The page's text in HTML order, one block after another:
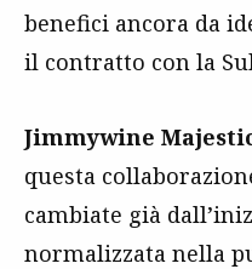
benefici ancora da
il contratto con la
Jimmywine
questa
cambiate già
normalizzata nella